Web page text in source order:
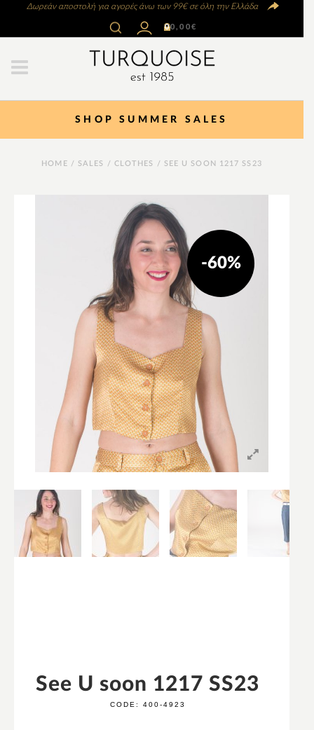
Δωρεάν αποστολή για αγορές άνω των 99€ σε όλη την Ελλάδα
00,00€
SHOP SUMMER SALES
HOME / SALES / CLOTHES / SEE U SOON 1217 SS23
-60%
See U soon 1217 SS23
CODE: 400-4923